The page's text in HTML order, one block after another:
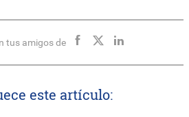
tus amigos de
este artículo: